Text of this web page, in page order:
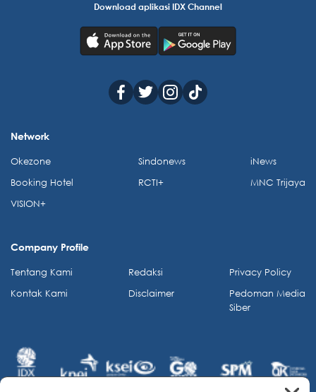
Download aplikasi IDX Channel
Network
Okezone
Booking Hotel
VISION+
Sindonews
RCTI+
iNews
MNC Trijaya
Company Profile
Tentang Kami
Kontak Kami
Redaksi
Disclaimer
Privacy Policy
Pedoman Media
Siber